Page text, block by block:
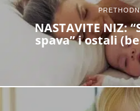
NASTAVITE NIZ:
spava” i ostali